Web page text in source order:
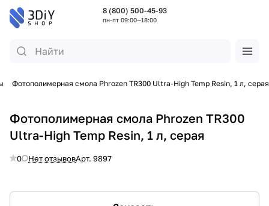
8 (800) 500-45-93
пн-пт 09:00—18:00
Фотополимерная смола Phrozen TR300 Ultra-High Temp Resin, 1 л, серая
Фотополимерная смола Phrozen TR300
Ultra-High Temp Resin, 1 л, серая
0 Нет отзывовАрт. 9897